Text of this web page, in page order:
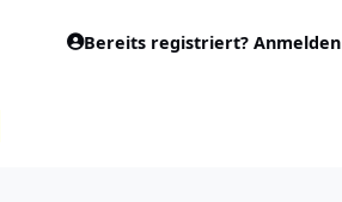
Bereits registriert? Anmelden